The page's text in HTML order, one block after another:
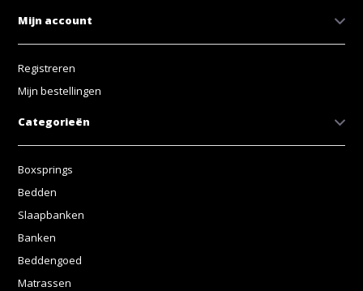
Mijn account
Registreren
Mijn bestellingen
Categorieën
Boxsprings
Bedden
Slaapbanken
Banken
Beddengoed
Matrassen